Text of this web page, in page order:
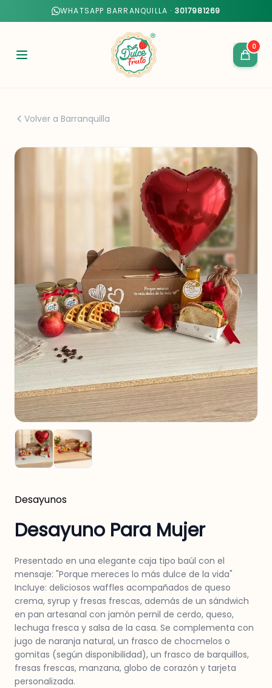
WHATSAPP BARRANQUILLA · 3017981269
0
Volver a Barranquilla
Desayunos
Desayuno Para Mujer
Presentado en una elegante caja tipo baúl con el
mensaje: "Porque mereces lo más dulce de la vida"
Incluye: deliciosos waffles acompañados de queso
crema, syrup y fresas frescas, además de un sándwich
en pan artesanal con jamón pernil de cerdo, queso,
lechuga fresca y salsa de la casa. Se complementa con
jugo de naranja natural, un frasco de chocmelos o
gomitas (según disponibilidad), un frasco de barquillos,
fresas frescas, manzana, globo de corazón y tarjeta
personalizada.